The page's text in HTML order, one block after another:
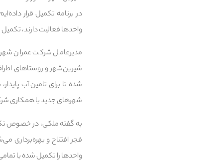
در برنامه تکمیل قرار
واحدها فعالیت دارند،
مدیرعامل شرکت عمران
شیرین‌شهر و روستاهای
شده تا برای تامین آب
شهرهای جدید با همکاری
به گفته ملکی، در خصوص
فجر افتتاح و بهره‌برداری
واحدها را تکمیل شده با